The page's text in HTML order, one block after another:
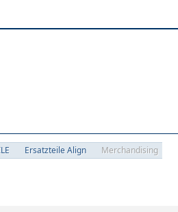
Ersatzteile Align
Merchandising